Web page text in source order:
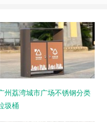
州荔湾城市广场不锈钢分类
圾桶